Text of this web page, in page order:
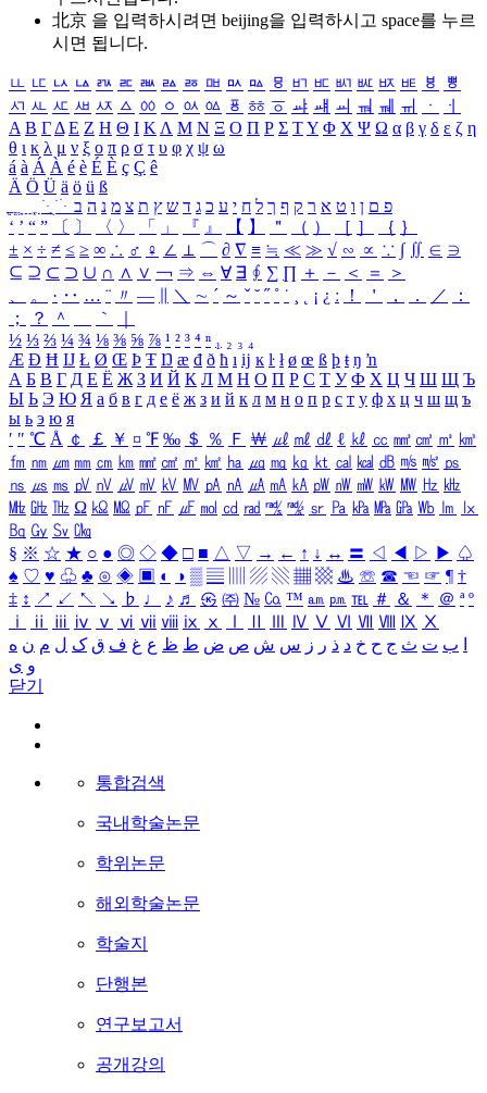
北京 을 입력하시려면 beijing을 입력하시고 space를 누르
시면 됩니다.
ㅥ ㅦ ㅧ ㅨ ㅩ ㅪ ㅫ ㅬ ㅭ ㅮ ㅯ ㅰ ㅱ ㅲ ㅳ ㅴ ㅵ ㅶ ㅷ ㅸ
ㅹ
ㅺ ㅻ ㅼ ㅽ ㅾ ㅿ ㆀ ㆁ ㆂ ㆃ ㆄ ㆅ ㆆ ㆇ ㆈ ㆉ ㆊ ㆋ ㆌ ㆍ
ㆎ
Α Β ΓΔ Ε Ζ Η Θ Ι ΚΛ Μ Ν Ξ Ο Π Ρ Σ ΤΥ Φ Χ Ψ Ω α β γ δ ε ζ η
θ ι κ λ μ ν ξ ο π ρ σ τ υ φ χ ψ ω
á à Á À é è É È ç Ç ê
Ä Ö Ü ä ö ü ß
ִֶֹ ֻּ ׁׂ פ ם ן ו ט א ר ק ף ך ל ח י ע כ ג ד ש ץ ת צ מ נ ה ב
‘ ’ “ ” 〔 〕 〈 〉 「 」 『 』 【 】 ＂ （ ） ［ ］ ｛ ｝
± × ÷ ≠ ≤ ≥ ∞ ∴ ♂ ♀ ∠ ⊥ ⌒ ∂ ∇ ≡ ≒ ≪ ≫ √ ∽ ∝ ∵ ∫ ∬ ∈ ∋
⊆ ⊇ ⊂ ⊃ ∪ ∩ ∧ ∨ ￢ ⇒ ⇔ ∀ ∃ ∮ ∑ ∏ ＋ － ＜ ＝
＞
、
。 · ‥ … ¨ 〃 ― ＼ ∼ ´ ～ ˇ ˘ ˝ ˚ ˙ ¸ ¡ ¿ ː ！ ＇ ， ． ／
：
；
？ ＾ ｀
½ ⅓ ⅔ ¼ ¾ ⅛ ⅜ ⅝ ⅞ ¹ ² ³ ⁴ ⁿ ₁ ₂ ₃ ₄
Æ Ð Ħ Ĳ Ł Ø Œ Þ Ŧ Ŋ æ đ ð ħ ı ĳ ĸ ŀ ł ø œ ß þ ŧ ŋ ŉ
А Б В Г Д Е Ё Ж З И Й К Л М Н О П Р С Т У Ф Х Ц Ч Ш Щ Ъ
Ы Ь Э Ю Я а б в г д е ё ж з и й к л м н о п р с т у ф х ц ч ш щ ъ
ы ь э ю я
′ ″ ℃ Å ￠ ￡ ￥ ¤ ℉ ‰ ＄ ％ Ｆ ￦ ㎕ ㎖ ㎗ ℓ ㎘ ㏄ ㎣ ㎤ ㎥ ㎦
㎙ ㎚ ㎛ ㎜ ㎝ ㎞ ㎟ ㎠ ㎡ ㎢ ㏊ ㎍ ㎎ ㎏ ㏏ ㎈ ㎉ ㏈ ㎧ ㎨ ㎰
㎱ ㎲ ㎳ ㎴ ㎵ ㎶ ㎷ ㎸ ㎹ ㎀ ㎁ ㎂ ㎃ ㎄ ㎺ ㎻ ㎽ ㎾ ㎿ ㎐ ㎑
㎒ ㎓ ㎔ Ω ㏀ ㏁ ㎊ ㎋ ㎌ ㏖ ㏅ ㎭ ㎮ ㎯ ㏛ ㎩ ㎪ ㎫ ㎬ ㏝ ㏐
㏓
㏃ ㏉ ㏜ ㏆
§ ※ ☆ ★ ○ ● ◎ ◇ ◆ □ ■ △ ▽ → ← ↑ ↓ ↔ 〓 ◁ ◀ ▷ ▶ ♤
♠ ♡ ♥ ♧ ♣ ⊙ ◈ ▣ ◐ ◑ ▒ ▤ ▨ ▧ ▦ ▩ ♨ ☏ ☎ ☜ ☞ ¶ †
‡ ↕ ↗ ↙ ↖ ↘ ♭ ♩ ♪ ♬ ㉿ ㈜ № ㏇ ™ ㏂ ㏘ ℡ ＃ ＆ ＊ ＠ ª º
ⅰ
ⅱ ⅲ ⅳ ⅴ ⅵ ⅶ ⅷ ⅸ ⅹ Ⅳ Ⅴ Ⅵ Ⅶ Ⅷ Ⅸ Ⅹ
ب ت ث ج ح خ د ذ ر ز س ش ص ض ط ظ ع غ ف ق ک ل م ن ه
و ی
닫기
통합검색
국내학술논문
학위논문
해외학술논문
학술지
단행본
연구보고서
공개강의